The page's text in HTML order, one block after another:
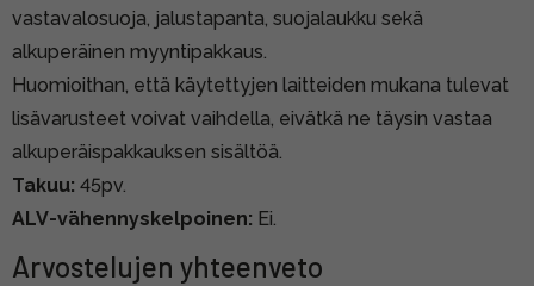
vastavalosuoja, jalustapanta, suojalaukku sekä
alkuperäinen myyntipakkaus.
Huomioithan, että käytettyjen laitteiden mukana tulevat
lisävarusteet voivat vaihdella, eivätkä ne täysin vastaa
alkuperäispakkauksen sisältöä.
Takuu: 45pv.
ALV-vähennyskelpoinen: Ei.
Arvostelujen yhteenveto